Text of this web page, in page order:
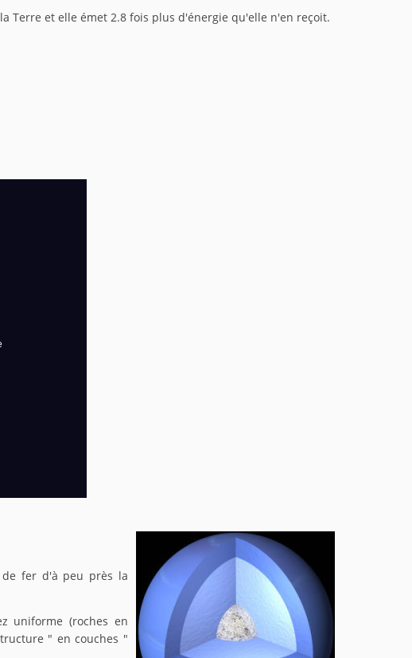
Terre et elle émet 2.8 fois plus d'énergie qu'elle n'en reçoit.
de fer d'à peu près la
uniforme (roches en
" en couches "